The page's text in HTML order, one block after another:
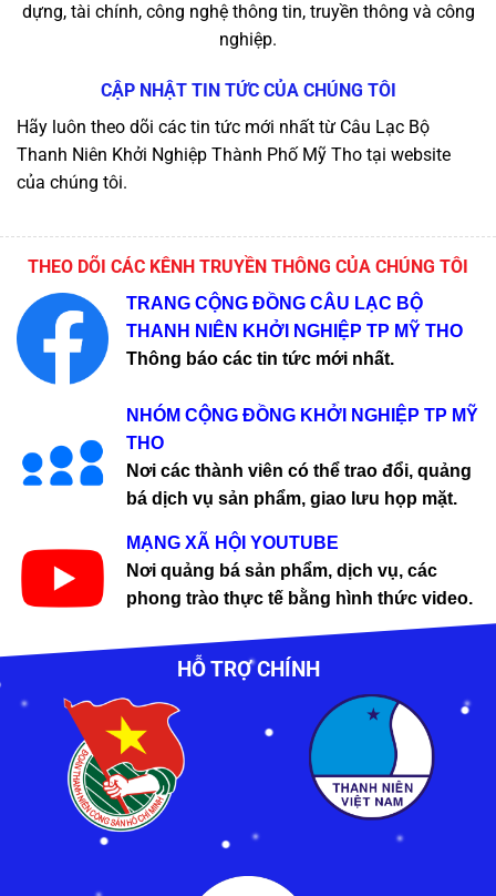
dựng, tài chính, công nghệ thông tin, truyền thông và công
nghiệp.
CẬP NHẬT TIN TỨC CỦA CHÚNG TÔI
Hãy luôn theo dõi các tin tức mới nhất từ Câu Lạc Bộ
Thanh Niên Khởi Nghiệp Thành Phố Mỹ Tho tại website
của chúng tôi.
THEO DÕI CÁC KÊNH TRUYỀN THÔNG CỦA CHÚNG TÔI
TRANG CỘNG ĐỒNG CÂU LẠC BỘ
THANH NIÊN KHỞI NGHIỆP TP MỸ THO
Thông báo các tin tức mới nhất.
NHÓM CỘNG ĐỒNG KHỞI NGHIỆP TP MỸ
THO
Nơi các thành viên có thể trao đổi, quảng
bá dịch vụ sản phẩm, giao lưu họp mặt.
MẠNG XÃ HỘI YOUTUBE
Nơi quảng bá sản phẩm, dịch vụ, các
phong trào thực tế bằng hình thức video.
HỖ TRỢ CHÍNH